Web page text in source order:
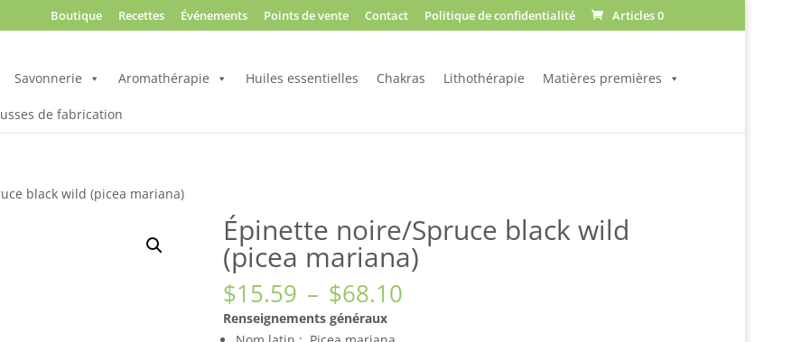
Boutique Recettes Événements Points de vente Contact Politique de confidentialité Articles 0
Savonnerie Aromathérapie Huiles essentielles Chakras Lithothérapie Matières premières
de fabrication
black wild (picea mariana)
Épinette noire/Spruce black wild
(picea mariana)
$15.59 – $68.10Plage
Renseignements généraux